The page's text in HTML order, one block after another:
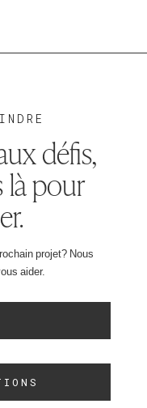
défis,
pour
projet? Nous
aider.